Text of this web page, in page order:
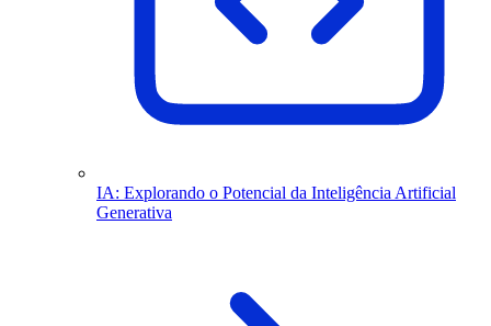
IA: Explorando o Potencial da Inteligência Artificial
Generativa